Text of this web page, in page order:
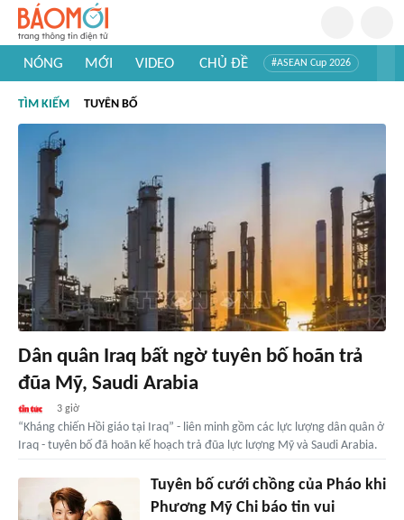
NÓNG MỚI VIDEO CHỦ ĐỀ #ASEAN Cup 2026
#Khám phá thế giới
TÌM KIẾM TUYÊN BỐ
Dân quân Iraq bất ngờ tuyên bố hoãn trả
đũa Mỹ, Saudi Arabia
3 giờ
“Kháng chiến Hồi giáo tại Iraq” - liên minh gồm các lực lượng dân quân ở
Iraq - tuyên bố đã hoãn kế hoạch trả đũa lực lượng Mỹ và Saudi Arabia.
Tuyên bố cưới chồng của Pháo khi
Phương Mỹ Chi báo tin vui